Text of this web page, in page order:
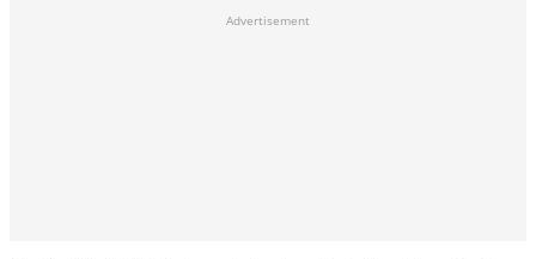
Advertisement